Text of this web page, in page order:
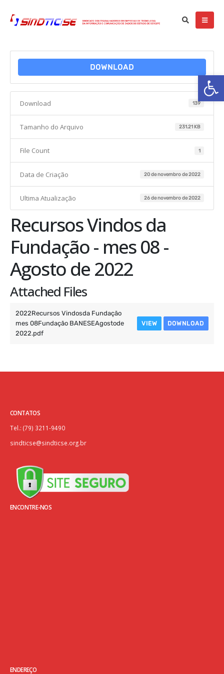
DOWNLOAD
Download 139
Tamanho do Arquivo 231.21 KB
File Count 1
Data de Criação 20 de novembro de 2022
Ultima Atualização 26 de novembro de 2022
Recursos Vindos da
Fundação - mes 08 -
Agosto de 2022
Attached Files
2022Recursos Vindosda Fundação
mes 08Fundação BANESEAgostode
2022.pdf
VIEW DOWNLOAD
CONTATOS
Tel.: (79) 3211-9490
sindticse@sindticse.org.br
ENCONTRE-NOS
ENDEREÇO